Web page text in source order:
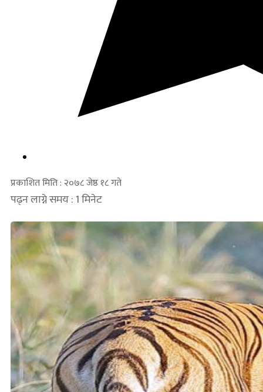
प्रकाशित मिति : २०७८ जेष्ठ १८ गते
पढ्न लाग्ने समय : 1 मिनेट